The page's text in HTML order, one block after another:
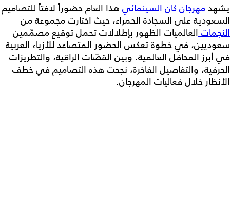
يشهدمهرجان كان السينمائي هذا العام حضوراً لافتاً للتصاميم
السعودية على السجادة الحمراء، حيث اختارت مجموعة من
النجماتالعالميات الظهور بإطلالات تحمل توقيع مصمّمين
سعوديين، في خطوة تعكس الحضور المتصاعد للأزياء العربية
في أبرز المحافل العالمية. وبين القصّات الراقية، والتطريزات
الحرفية، والتفاصيل الفاخرة، نجحت هذه التصاميم في خطف
الأنظار خلال فعاليات المهرجان.